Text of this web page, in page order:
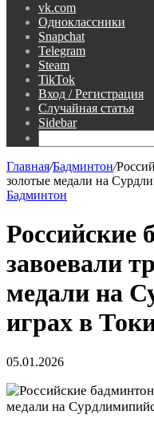
vk.com
Одноклассники
Snapchat
Telegram
Steam
TikTok
Вход / Регистрация
Случайная статья
Sidebar
Главная/Бадминтон/
золотые медали на
Бадминтон
Российские
завоевали
медали на
играх в
05.01.2026